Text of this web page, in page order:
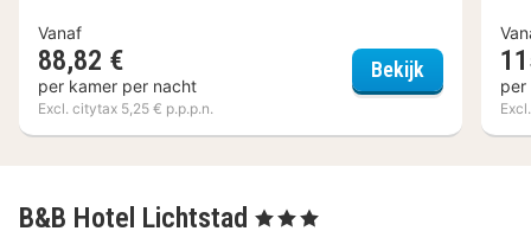
Vanaf
88,82 €
per kamer per nacht
Excl. citytax 5,25 € p.p.p.n.
Bekijk Hotel
per
B&B Hotel Lichtstad , 3 Sterren